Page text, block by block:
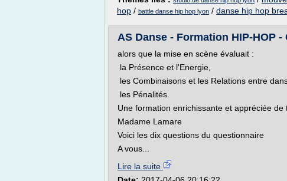
hop / battle danse hip hop lyon / danse hip hop
AS Danse - Formation HIP-HOP
alors que la mise en scène évaluait :
la Présence et l'Energie,
les Combinaisons et les Relations entre
les Pénalités.
Une formation enrichissante et appréciée de
Madame Lamare
Voici les dix questions du questionnaire
A vous...
Lire la suite